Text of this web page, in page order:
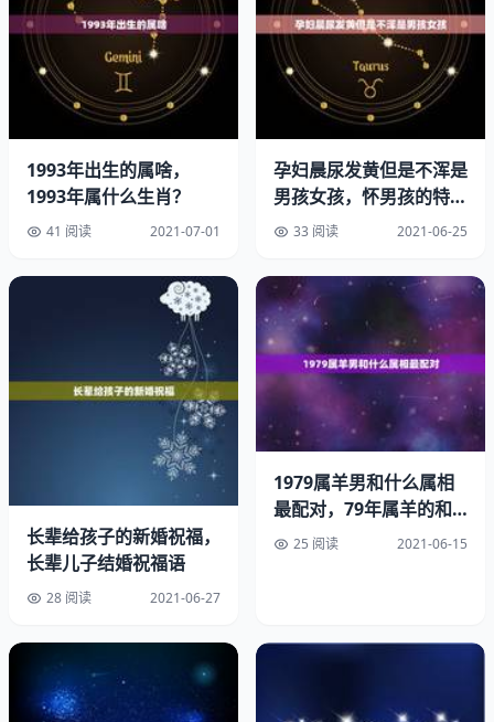
少的麻烦，在与同事的相处中容易出现很多纠纷，影响工作
的进展，幸好有三合星的同宫，才使得工作变得顺畅，另外
加上有天如星和月德星的入命，帮助自己提升了贵人运，让
贵人在自己的事业上给予了很大的帮助，得到上司的认同，
有升职加薪的可能，所以建议在平时和同事还有上司间处理
好关系，在关键时刻助你一把。
1971属猪哪年财运最旺
好，会因为偏财一笔不菲的收入，是收入很颇丰的一年。
属猪的人在年爱情运方面也是相当的不错，单身的人可以在
今年找到心仪的另一半，并且发展迅速，有对象的适合在今
年结婚，但是对于已婚的人来说，可能会发生一些摩擦，只
要互相多包容和理解，问题并不大。1971年的猪今年的财
年属猪的财运：年属猪男的一生运程
年是辛亥年，属于钗环金命，也叫金猪命。
金猪的你是守信用的人，心胸开阔，知恩图报，性格温和，
懒，不够积极。在工作方面，就知道凭着一股的冲劲，最后
导致自己失败连连。如果在决定做某件事情能多思考、考虑
1993年出生的属啥，
1993年属什么生肖？
41 阅读 2021-07-01
孕妇晨尿发黄但是不浑是
男孩女孩，怀男孩的特征
都有哪些？
33 阅读 2021-06-25
长辈给孩子的新婚祝福，
长辈儿子结婚祝福语
28 阅读 2021-06-27
1979属羊男和什么属相
最配对，79年属羊的和
什么属相最配
25 阅读 2021-06-15